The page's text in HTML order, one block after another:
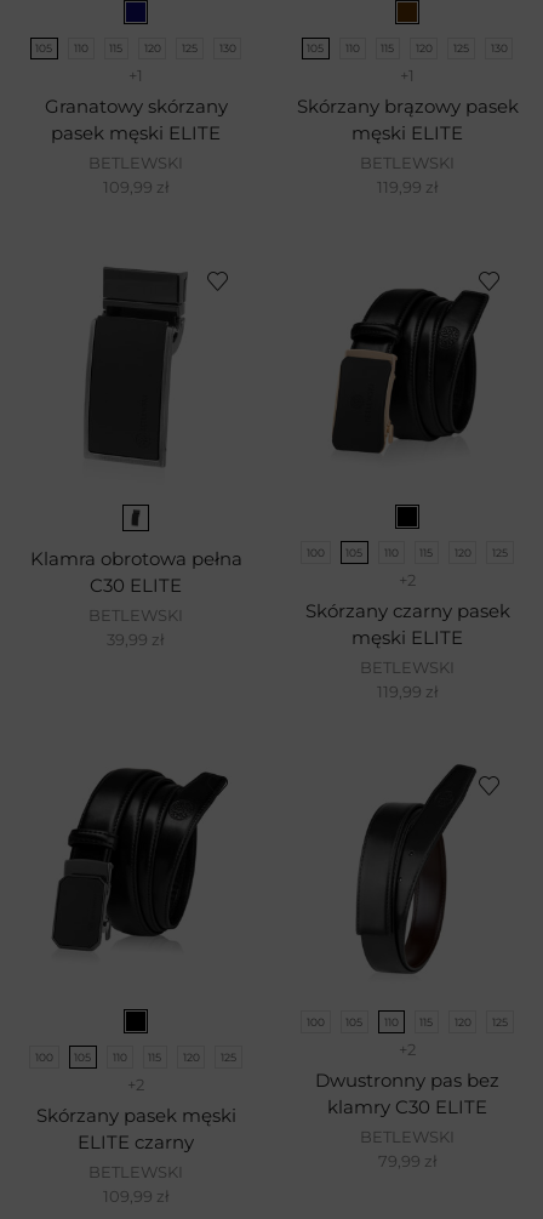
105 110 115 120 125 130
+1
Granatowy skórzany
pasek męski ELITE
BETLEWSKI
109,99 zł
105 110 115 120 125 130
+1
Skórzany brązowy pasek
męski ELITE
BETLEWSKI
119,99 zł
Klamra obrotowa pełna
C30 ELITE
BETLEWSKI
39,99 zł
100 105 110 115 120 125
+2
Skórzany czarny pasek
męski ELITE
BETLEWSKI
119,99 zł
100 105 110 115 120 125
+2
Skórzany pasek męski
ELITE czarny
BETLEWSKI
109,99 zł
100 105 110 115 120 125
+2
Dwustronny pas bez
klamry C30 ELITE
BETLEWSKI
79,99 zł